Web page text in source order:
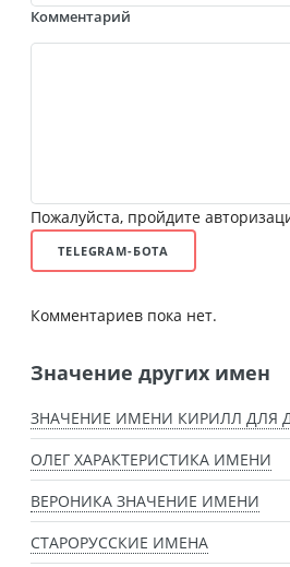
Комментарий
Пожалуйста, пройдите
TELEGRAM-БОТА
Комментариев пока нет.
Значение других имен
ЗНАЧЕНИЕ ИМЕНИ КИРИЛЛ ДЛЯ
ОЛЕГ ХАРАКТЕРИСТИКА ИМЕНИ
ВЕРОНИКА ЗНАЧЕНИЕ ИМЕНИ
СТАРОРУССКИЕ ИМЕНА